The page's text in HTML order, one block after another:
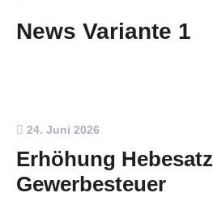
News Variante 1
24. Juni 2026
Erhöhung Hebesatz
Gewerbesteuer